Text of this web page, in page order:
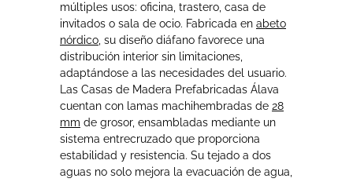
múltiples usos: oficina, trastero, casa de
invitados o sala de ocio. Fabricada en abeto
nórdico , su diseño diáfano favorece una
distribución interior sin limitaciones,
adaptándose a las necesidades del usuario.
Las Casas de Madera Prefabricadas Álava
cuentan con lamas machihembradas de 28
mm de grosor, ensambladas mediante un
sistema entrecruzado que proporciona
estabilidad y resistencia. Su tejado a dos
aguas no solo mejora la evacuación de agua,